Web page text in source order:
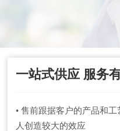
一站式供应 服务
• 售前跟据客户的产品和
人创造较大的效应